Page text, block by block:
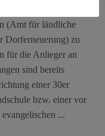
(Amt für ländliche
Dorferneuerung) zu
für die Anlieger an
sind bereits
einer 30er
bzw. einer vor
...